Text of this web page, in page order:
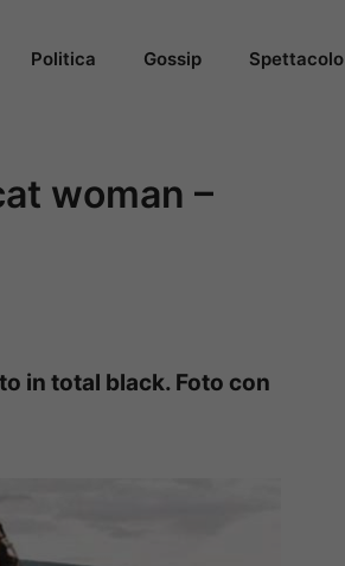
Politica Gossip Spettacolo
woman –
in total black. Foto con